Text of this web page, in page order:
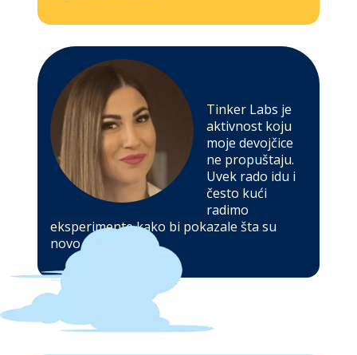
Tinker Labs je
aktivnost koju
moje devojčice
ne propuštaju.
Uvek rado idu i
često kući
radimo
eksperimente kako bi pokazale šta su
novo naučile. -
Iva